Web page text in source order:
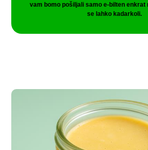
vam bomo pošiljali samo e-bilten enkrat
se lahko kadarkoli.